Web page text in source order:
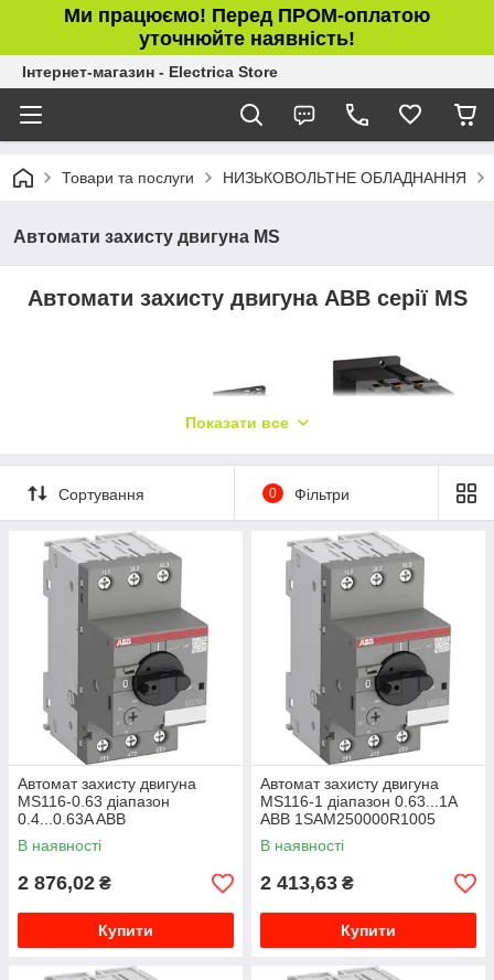
Ми працюємо! Перед ПРОМ-оплатою
уточнюйте наявність!
Інтернет-магазин - Electrica Store
Товари та послуги НИЗЬКОВОЛЬТНЕ ОБЛАДНАННЯ
Автомати захисту двигуна MS
Автомати захисту двигуна ABB серії MS
Показати все
Сортування 0 Фільтри
Автомат захисту двигуна
MS116-0.63 діапазон
0.4...0.63A ABB
1SAM250000R1004
В наявності
2 876,02 ₴
Купити
Автомат захисту двигуна
MS116-1 діапазон 0.63...1A
ABB 1SAM250000R1005
В наявності
2 413,63 ₴
Купити